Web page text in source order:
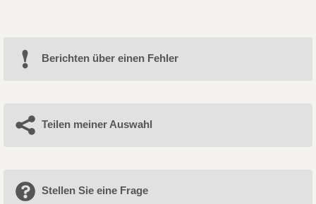
Berichten über einen Fehler
Teilen meiner Auswahl
Stellen Sie eine Frage